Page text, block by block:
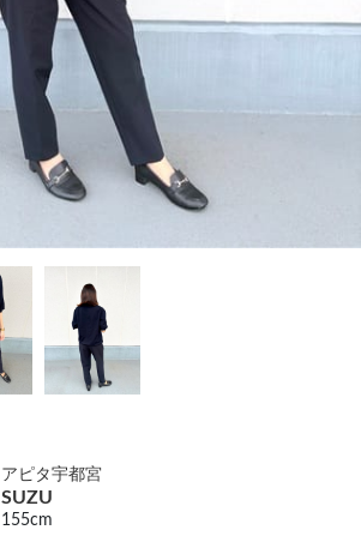
アピタ宇都宮
SUZU
155cm